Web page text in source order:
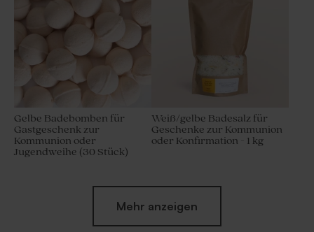
Gelbe Badebomben für
Gastgeschenk zur
Kommunion oder
Jugendweihe (30 Stück)
Weiß/gelbe Badesalz für
Geschenke zur Kommunion
oder Konfirmation - 1 kg
Mehr anzeigen